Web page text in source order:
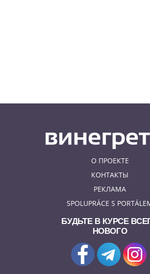
О ПРОЕКТЕ
КОНТАКТЫ
РЕКЛАМА
SPOLUPRÁCE S
БУДЬТЕ В КУРСЕ
НОВОГО